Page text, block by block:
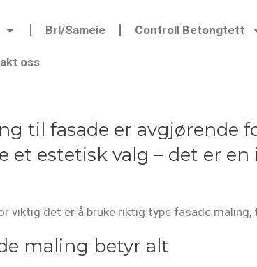
Brl/Sameie Controll Betongtett
oss
til fasade er avgjørende
et estetisk valg – det er
viktig det er å bruke riktig type fasade
maling betyr alt